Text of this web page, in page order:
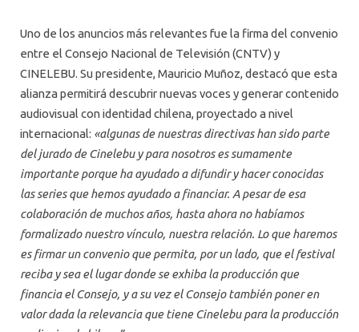
Uno de los anuncios más relevantes fue la firma del convenio
entre el Consejo Nacional de Televisión (CNTV) y
CINELEBU. Su presidente, Mauricio Muñoz, destacó que esta
alianza permitirá descubrir nuevas voces y generar contenido
audiovisual con identidad chilena, proyectado a nivel
internacional: «algunas de nuestras directivas han sido parte
del jurado de Cinelebu y para nosotros es sumamente
importante porque ha ayudado a difundir y hacer conocidas
las series que hemos ayudado a financiar. A pesar de esa
colaboración de muchos años, hasta ahora no habíamos
formalizado nuestro vínculo, nuestra relación. Lo que haremos
es firmar un convenio que permita, por un lado, que el festival
reciba y sea el lugar donde se exhiba la producción que
financia el Consejo, y a su vez el Consejo también poner en
valor dada la relevancia que tiene Cinelebu para la producción